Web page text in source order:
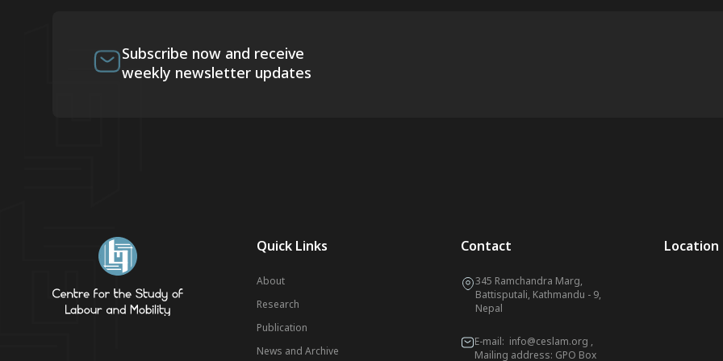
Subscribe now and receive
weekly newsletter updates
Quick Links
About
Research
Publication
News and Archive
Contact
345 Ramchandra Marg,
Battisputali, Kathmandu - 9,
Nepal
E-mail: info@ceslam.org ,
Mailing address: GPO Box
Location